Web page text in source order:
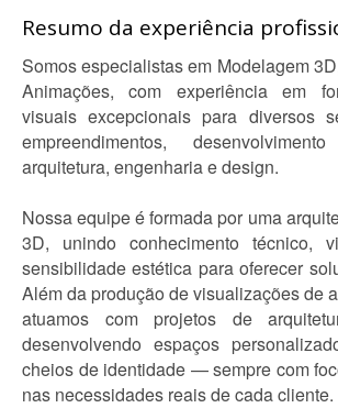
Resumo da experiência
Somos especialistas em Modelagem
Animações, com experiência em
visuais excepcionais para diversos
empreendimentos,
arquitetura, engenharia e design.
Nossa equipe é formada por uma
3D, unindo conhecimento técnico,
sensibilidade estética para oferecer
Além da produção de visualizações de
atuamos com projetos de
desenvolvendo espaços
cheios de identidade — sempre com
nas necessidades reais de cada cliente.